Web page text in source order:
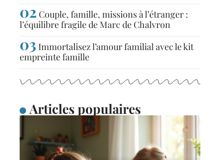
Couple, famille, missions à l’étranger :
l’équilibre fragile de Marc de Chalvron
Immortalisez l’amour familial avec le kit
empreinte famille
Articles populaires